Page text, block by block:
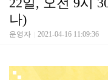
나)
운영자 2021-04-16 11:09:36